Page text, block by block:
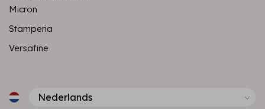
Micron
Stamperia
Versafine